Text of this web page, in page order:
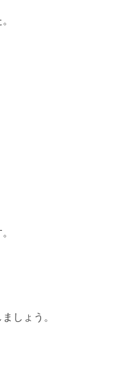
しょう。